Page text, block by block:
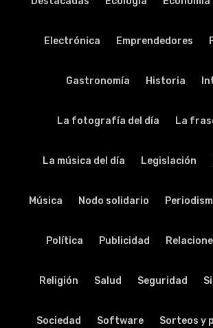
Electrónica Emprendedores
Gastronomía Historia
La fotografía del día La
La música del día Legislación
Música Nodo solidario
Política Publicidad
Religión Salud Seguridad
Sociedad Software Sorteos y